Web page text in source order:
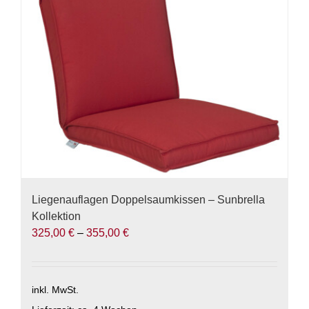
können
auf
der
Produktseite
gewählt
werden
Liegenauflagen Doppelsaumkissen – Sunbrella
Kollektion
325,00 € – 355,00 €
inkl. MwSt.